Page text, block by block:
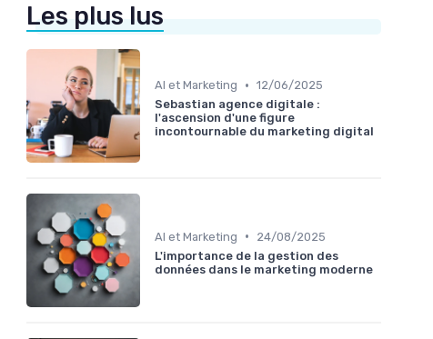
Les plus lus
AI et Marketing • 12/06/2025
Sebastian agence digitale :
l'ascension d'une figure
incontournable du marketing digital
AI et Marketing •
24/08/2025
L'importance de la gestion des
données dans le marketing moderne